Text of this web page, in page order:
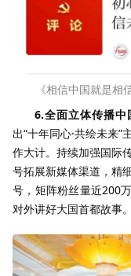
《相信中国就是相
6.全面立体传播中
出“十年同心·共绘未来
作大计。持续加强国际
号拓展新媒体渠道，精
号，矩阵粉丝量近200
对外讲好大国首都故事。